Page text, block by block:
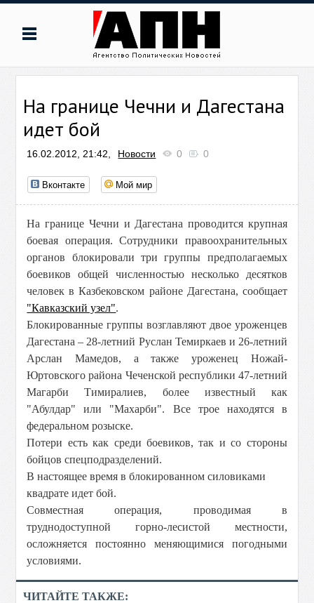
На границе Чечни и Дагестана
идет бой
16.02.2012, 21:42, Новости 0 0
Вконтакте Мой мир
На границе Чечни и Дагестана проводится крупная
боевая операция. Сотрудники правоохранительных
органов блокировали три группы предполагаемых
боевиков общей численностью несколько десятков
человек вКазбековском районе Дагестана, сообщает
"Кавказский узел".
Блокированные группы возглавляют двое уроженцев
Дагестана – 28-летний Руслан Темиркаев и 26-летний
Арслан Мамедов, а также уроженец Ножай-
Юртовского района Чеченской республики 47-летний
Магарби
Тимиралиев, более известный как
"Абулдар" или "Махарби". Все трое находятся в
федеральном розыске.
Потери есть как среди боевиков, так и со стороны
бойцов спецподразделений.
В настоящее время в блокированном силовиками
квадрате идет бой.
Совместная операция, проводимая в
труднодоступной горно-лесистой местности,
осложняется постоянно меняющимися погодными
условиями.
ЧИТАЙТЕ ТАКЖЕ: